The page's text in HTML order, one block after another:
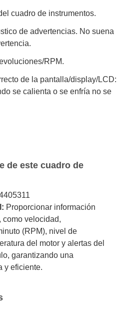
cuadro de instrumentos.
de advertencias. No suena
RPM.
de la pantalla/display/LCD:
se calienta o se enfría no se
de este cuadro de
Proporcionar información
como velocidad,
(RPM), nivel de
del motor y alertas del
garantizando una
y eficiente.